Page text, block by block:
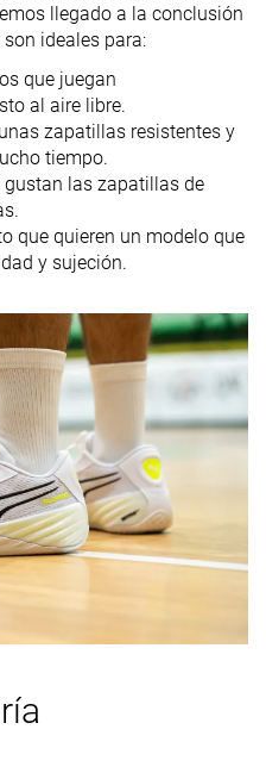
✗ ✓
Buena
32.0 mm
22.6 mm 24.6 mm
Media talla más
pequeñas
pequeñas
- Firme
Moderadas
llegado a la conclusión
ideales para:
que juegan
al aire libre.
zapatillas resistentes y
tiempo.
gustan las zapatillas de
que quieren un modelo que
y sujeción.